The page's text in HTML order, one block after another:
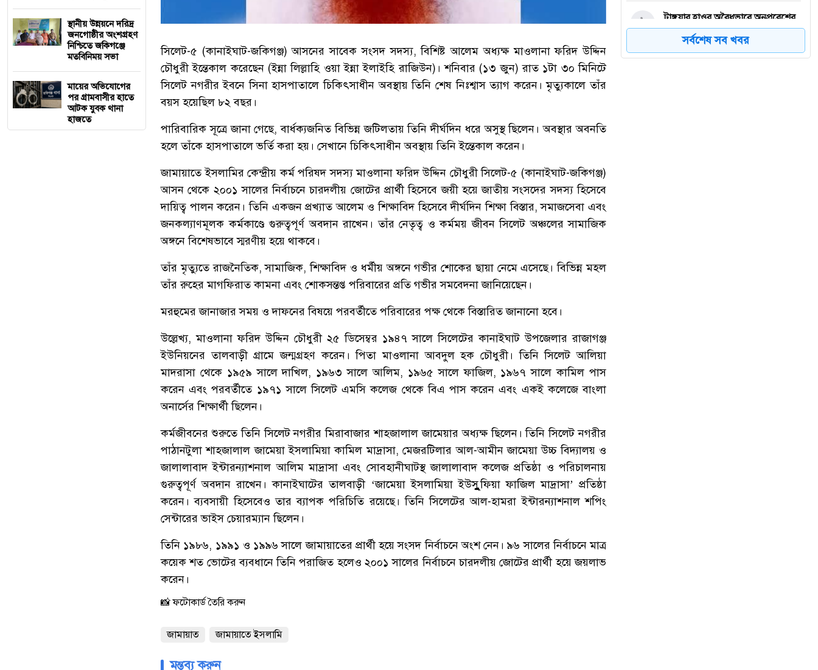
স্থানীয় উন্নয়নে দরিদ্র
জনগোষ্ঠীর অংশগ্রহণ
নিশ্চিতে জকিগঞ্জে
মতবিনিময় সভা
মায়ের অভিযোগের
পর গ্রামবাসীর হাতে
আটক যুবক থানা
হাজতে
সিলেট-৫ (কানাইঘাট-জকিগঞ্জ) আসনের সাবেক সংসদ সদস্য, বিশিষ্ট আলেম অধ্যক্ষ মাওলানা ফরিদ উদ্দিন
চৌধুরী ইন্তেকাল করেছেন (ইন্না লিল্লাহি ওয়া ইন্না ইলাইহি রাজিউন)। শনিবার (১৩ জুন) রাত ১টা ৩০ মিনিটে
সিলেট নগরীর ইবনে সিনা হাসপাতালে চিকিৎসাধীন অবস্থায় তিনি শেষ নিঃশ্বাস ত্যাগ করেন। মৃত্যুকালে তাঁর
বয়স হয়েছিল ৮২ বছর।
পারিবারিক সূত্রে জানা গেছে, বার্ধক্যজনিত বিভিন্ন জটিলতায় তিনি দীর্ঘদিন ধরে অসুস্থ ছিলেন। অবস্থার অবনতি
হলে তাঁকে হাসপাতালে ভর্তি করা হয়। সেখানে চিকিৎসাধীন অবস্থায় তিনি ইন্তেকাল করেন।
জামায়াতে ইসলামির কেন্দ্রীয় কর্ম পরিষদ সদস্য মাওলানা ফরিদ উদ্দিন চৌধুরী সিলেট-৫ (কানাইঘাট-জকিগঞ্জ)
আসন থেকে ২০০১ সালের নির্বাচনে চারদলীয় জোটের প্রার্থী হিসেবে জয়ী হয়ে জাতীয় সংসদের সদস্য হিসেবে
দায়িত্ব পালন করেন। তিনি একজন প্রখ্যাত আলেম ও শিক্ষাবিদ হিসেবে দীর্ঘদিন শিক্ষা বিস্তার, সমাজসেবা এবং
জনকল্যাণমূলক কর্মকাণ্ডে গুরুত্বপূর্ণ অবদান রাখেন। তাঁর নেতৃত্ব ও কর্মময় জীবন সিলেট অঞ্চলের সামাজিক
অঙ্গনে বিশেষভাবে স্মরণীয় হয়ে থাকবে।
তাঁর মৃত্যুতে রাজনৈতিক, সামাজিক, শিক্ষাবিদ ও ধর্মীয় অঙ্গনে গভীর শোকের ছায়া নেমে এসেছে। বিভিন্ন মহল
তাঁর রুহের মাগফিরাত কামনা এবং শোকসন্তপ্ত পরিবারের প্রতি গভীর সমবেদনা জানিয়েছেন।
মরহুমের জানাজার সময় ও দাফনের বিষয়ে পরবর্তীতে পরিবারের পক্ষ থেকে বিস্তারিত জানানো হবে।
উল্লেখ্য, মাওলানা ফরিদ উদ্দিন চৌধুরী ২৫ ডিসেম্বর ১৯৪৭ সালে সিলেটের কানাইঘাট উপজেলার রাজাগঞ্জ
ইউনিয়নের তালবাড়ী গ্রামে জন্মগ্রহণ করেন। পিতা মাওলানা আবদুল হক চৌধুরী। তিনি সিলেট আলিয়া
মাদরাসা থেকে ১৯৫৯ সালে দাখিল, ১৯৬৩ সালে আলিম, ১৯৬৫ সালে ফাজিল, ১৯৬৭ সালে কামিল পাস
করেন এবং পরবর্তীতে ১৯৭১ সালে সিলেট এমসি কলেজ থেকে বিএ পাস করেন এবং একই কলেজে বাংলা
অনার্সের শিক্ষার্থী ছিলেন।
কর্মজীবনের শুরুতে তিনি সিলেট নগরীর মিরাবাজার শাহজালাল জামেয়ার অধ্যক্ষ ছিলেন। তিনি সিলেট নগরীর
পাঠানটুলা শাহজালাল জামেয়া ইসলামিয়া কামিল মাদ্রাসা, মেজরটিলার আল-আমীন জামেয়া উচ্চ বিদ্যালয় ও
জালালাবাদ ইন্টারন্যাশনাল আলিম মাদ্রাসা এবং সোবহানীঘাটস্থ জালালাবাদ কলেজ প্রতিষ্ঠা ও পরিচালনায়
গুরুত্বপূর্ণ অবদান রাখেন। কানাইঘাটের তালবাড়ী ‘জামেয়া ইসলামিয়া ইউসুুুুফিয়া ফাজিল মাদ্রাসা’ প্রতিষ্ঠা
করেন। ব্যবসায়ী হিসেবেও তার ব্যাপক পরিচিতি রয়েছে। তিনি সিলেটের আল-হামরা ইন্টারন্যাশনাল শপিং
সেন্টারের ভাইস চেয়ারম্যান ছিলেন।
তিনি ১৯৮৬, ১৯৯১ ও ১৯৯৬ সালে জামায়াতের প্রার্থী হয়ে সংসদ নির্বাচনে অংশ নেন। ৯৬ সালের নির্বাচনে মাত্র
কয়েক শত ভোটের ব্যবধানে তিনি পরাজিত হলেও ২০০১ সালের নির্বাচনে চারদলীয় জোটের প্রার্থী হয়ে জয়লাভ
করেন।
📸 ফটোকার্ড তৈরি করুন
জামায়াত জামায়াতে ইসলামি
মন্তব্য করুন
টাঙ্গুয়ার হাওর অবৈধভাবে অনুপ্রবেশের
দায়ে ৬ হাউসবোটে কে জরিমানা
৬
সর্বশেষ সব খবর